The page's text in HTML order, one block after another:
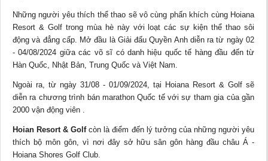
Những người yêu thích thể thao sẽ vô cùng phấn khích cùng Hoiana
Resort & Golf trong mùa hè này với loạt các sự kiện thể thao sôi
động và đẳng cấp. Mở đầu là Giải đấu Quyền Anh diễn ra từ ngày 02
- 04/08/2024 giữa các võ sĩ có danh hiệu quốc tế hàng đầu đến từ
Hàn Quốc, Nhật Bản, Trung Quốc và Việt Nam.
Ngoài ra, từ ngày 31/08 - 01/09/2024, tại Hoiana Resort & Golf sẽ
diễn ra chương trình bán marathon Quốc tế với sự tham gia của gần
2000 vận động viên .
Hoian Resort & Golfcòn là điểm đến lý tưởng của những người yêu
thích bộ môn gôn, vì nơi đây sở hữu sân gôn hàng đầu châu Á -
Hoiana Shores Golf Club.